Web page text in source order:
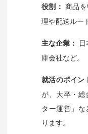
役割： 商品
理や配送ルー
主な企業：
庫会社など。
就活のポイン
が、大卒・総
ター運営」
ります。